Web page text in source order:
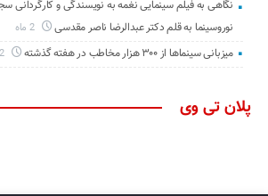
نگاهی به فیلم سینمایی نغمه به نویسندگی و کارگردانی
نوروسینما به قلم دکتر عبدالرضا ناصر مقدسی
2 ماه
میزبانی سینماها از ۳۰۰ هزار مخاطب در هفته گذشته 2 ماه
پلان تی وی